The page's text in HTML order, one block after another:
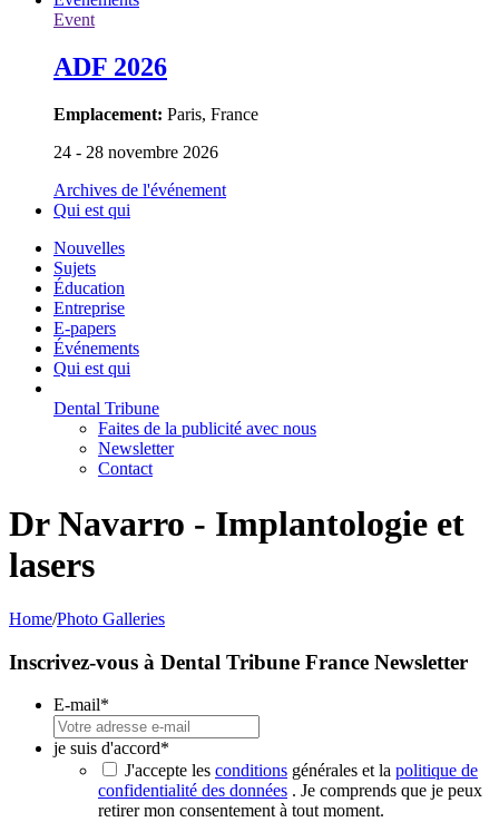
Event
ADF 2026
Emplacement: Paris, France
24 - 28 novembre 2026
Archives de l'événement
Qui est qui
Nouvelles
Sujets
Éducation
Entreprise
E-papers
Événements
Qui est qui
Dental Tribune
Faites de la publicité avec nous
Newsletter
Contact
Dr Navarro - Implantologie et
lasers
Home/Photo Galleries
Inscrivez-vous à Dental Tribune France Newsletter
E-mail*
je suis d'accord*
J'accepte les conditions générales et la politique de
confidentialité des données . Je comprends que je peux
retirer mon consentement à tout moment.